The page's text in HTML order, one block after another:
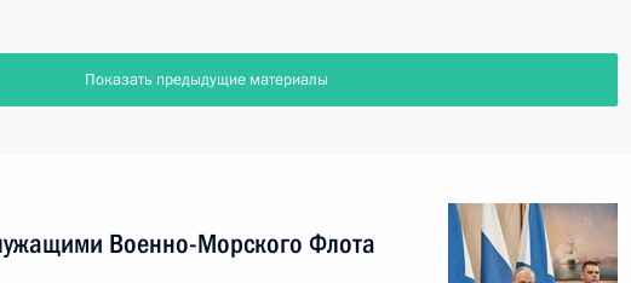
Показать предыдущие материалы
Военно-Морского Флота